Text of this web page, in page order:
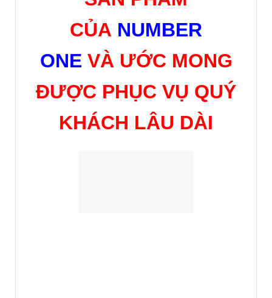
CỦA NUMBER
ONEVÀ ƯỚC MONG
ĐƯỢC PHỤC VỤ QUÝ
KHÁCH LÂU DÀI